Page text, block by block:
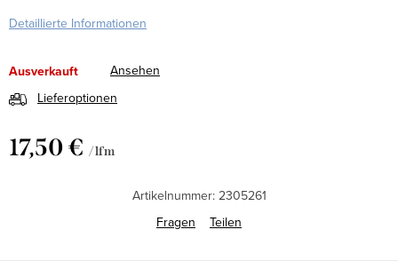
Detaillierte Informationen
Ausverkauft
Ansehen
Lieferoptionen
17,50 € / lfm
Artikelnummer: 2305261
Fragen
Teilen